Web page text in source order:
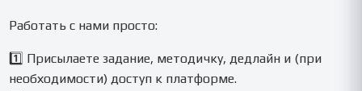
Работать с нами просто:
1️⃣ Присылаете задание, методичку, дедлайн и (при
необходимости) доступ к платформе.